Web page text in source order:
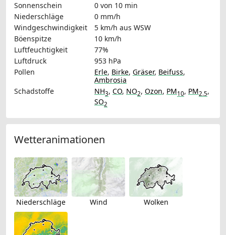
Sonnenschein
0 von 10 min
Niederschläge
0 mm/h
Windgeschwindigkeit
5 km/h aus WSW
Böenspitze
10 km/h
Luftfeuchtigkeit
77%
Luftdruck
953 hPa
Pollen
Erle, Birke, Gräser, Beifuss,
Ambrosia
Schadstoffe
NH3, CO, NO2, Ozon, PM10, PM2.5,
SO2
Wetteranimationen
Niederschläge Wind Wolken